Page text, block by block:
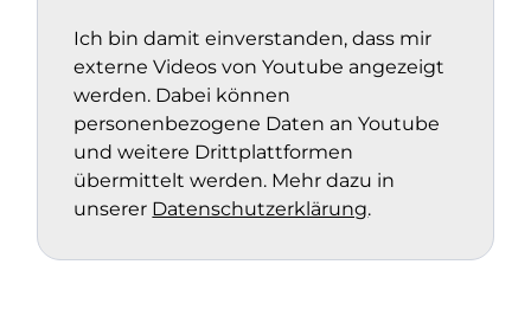
Ich bin damit einverstanden, dass mir
externe Videos von Youtube angezeigt
werden. Dabei können
personenbezogene Daten an Youtube
und weitere Drittplattformen
übermittelt werden. Mehr dazu in
unserer Datenschutzerklärung.